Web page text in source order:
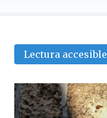
Lectura accesible